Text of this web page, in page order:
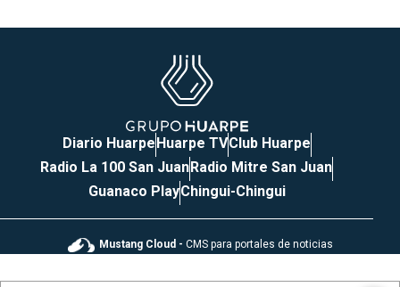
Diario HuarpeHuarpe TVClub Huarpe
Radio La 100 San JuanRadio Mitre San Juan
Guanaco PlayChingui-Chingui
Mustang Cloud - CMS para portales de noticias